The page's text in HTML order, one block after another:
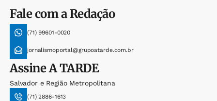
Fale com a Redação
(71) 99601-0020
jornalismoportal@grupoatarde.com.br
AssineA TARDE
Salvador e Região Metropolitana
(71) 2886-1613